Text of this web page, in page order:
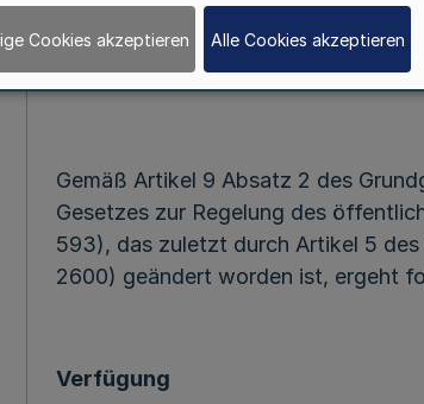
Vom
Gemäß Artikel 9 Absatz 2 des
Gesetzes zur Regelung des
593), das zuletzt durch Artikel 5
2600) geändert worden ist, ergeht
Verfügung
Cookies akzeptieren Alle Cookies akzeptieren